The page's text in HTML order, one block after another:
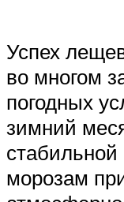
Успех
во многом
погодных
зимний
морозам